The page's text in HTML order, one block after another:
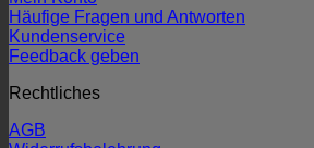
Häufige Fragen und Antworten
Kundenservice
Feedback geben
Rechtliches
AGB